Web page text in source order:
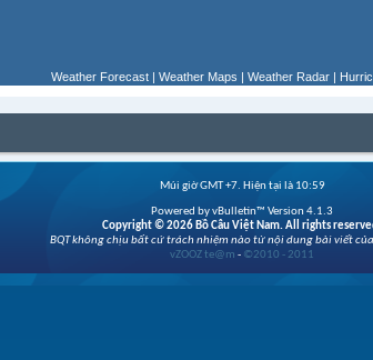
Weather Forecast | Weather Maps | Weather Radar |
Múi giờ GMT +7. Hiện tại là 10:59
Powered by vBulletin™ Version 4.1.3
Copyright © 2026 Bồ Câu Việt Nam. All rights
BQT không chịu bất cứ trách nhiệm nào từ nội dung bài viết
vZOOZ te@m - ©2010 - 2011